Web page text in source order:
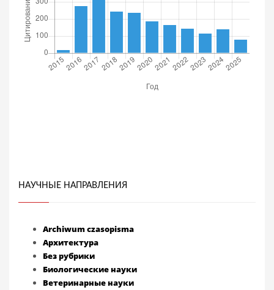
НАУЧНЫЕ НАПРАВЛЕНИЯ
Archiwum czasopisma
Архитектура
Без рубрики
Биологические науки
Ветеринарные науки